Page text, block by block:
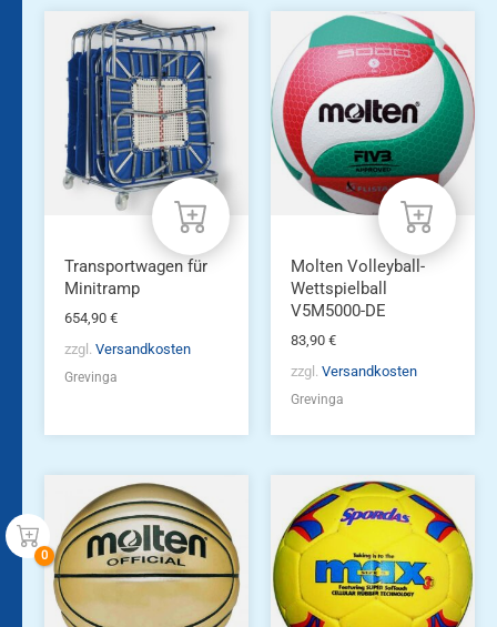
Transportwagen für
Minitramp
654,90 €
zzgl. Versandkosten
Grevinga
Molten Volleyball-
Wettspielball
V5M5000-DE
83,90 €
zzgl. Versandkosten
Grevinga